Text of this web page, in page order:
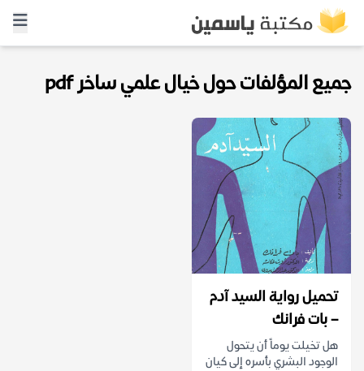
جميع المؤلفات حول خيال علمي ساخر pdf
تحميل رواية السيد آدم
– بات فرانك
هل تخيلت يوماً أن يتحول
الوجود البشري بأسره إلى كيان